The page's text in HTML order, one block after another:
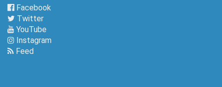
Facebook
Twitter
YouTube
Instagram
Feed